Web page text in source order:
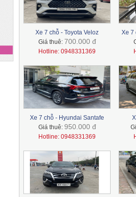
Xe 7 chỗ - Toyota Veloz
Giá thuê: 700.000 đ
Hotline: 0948331369
Xe 7
Xe 7 chỗ - Hyundai Santafe
Giá thuê: 950.000 đ
Hotline: 0948331369